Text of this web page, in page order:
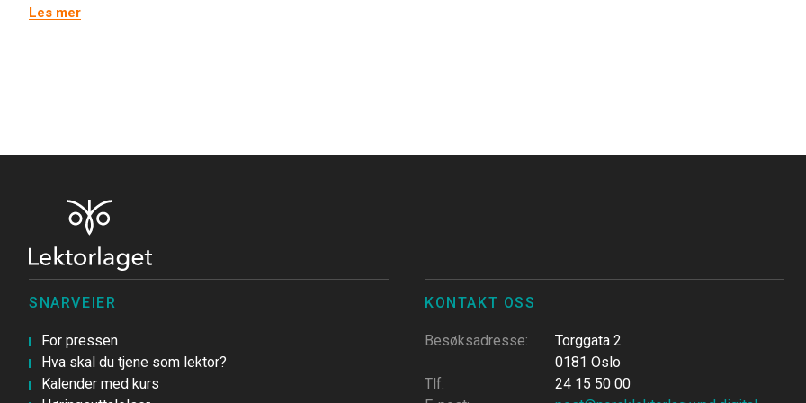
Les mer
SNARVEIER
For pressen
Hva skal du tjene som lektor?
Kalender med kurs
KONTAKT OSS
Besøksadresse:
Torggata 2
0181 Oslo
Tlf:
24 15 50 00